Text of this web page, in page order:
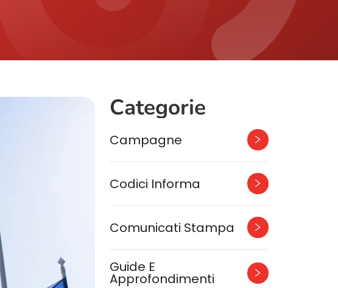
Categorie
Campagne
Codici Informa
Comunicati Stampa
Guide E
Approfondimenti